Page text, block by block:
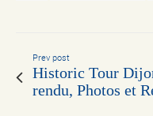
Prev post
Historic Tour
rendu, Photos et